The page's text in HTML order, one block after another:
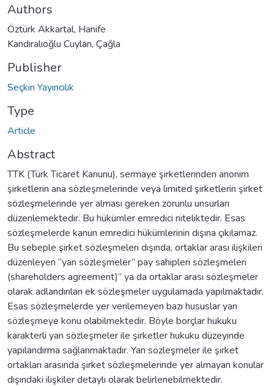
Authors
Öztürk Akkartal, Hanife
Kandıralıoğlu Cuylan, Çağla
Publisher
Seçkin Yayıncılık
Type
Article
Abstract
TTK (Türk Ticaret Kanunu), sermaye şirketlerinden anonim
şirketlerin ana sözleşmelerinde veya limited şirketlerin şirket
sözleşmelerinde yer alması gereken zorunlu unsurları
düzenlemektedir. Bu hükümler emredici niteliktedir. Esas
sözleşmelerde kanun emredici hükümlerinin dışına çıkılamaz.
Bu sebeple şirket sözleşmeleri dışında, ortaklar arası ilişkileri
düzenleyen “yan sözleşmeler” pay sahipleri sözleşmeleri
(shareholders agreement)” ya da ortaklar arası sözleşmeler
olarak adlandırılan ek sözleşmeler uygulamada yapılmaktadır.
Esas sözleşmelerde yer verilemeyen bazı hususlar yan
sözleşmeye konu olabilmektedir. Böyle borçlar hukuku
karakterli yan sözleşmeler ile şirketler hukuku düzeyinde
yapılandırma sağlanmaktadır. Yan sözleşmeler ile şirket
ortakları arasında şirket sözleşmelerinde yer almayan konular
dışındaki ilişkiler detaylı olarak belirlenebilmektedir.